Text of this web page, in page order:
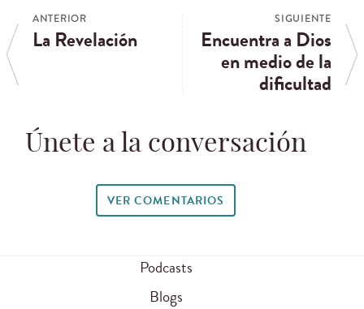
ANTERIOR
La Revelación
SIGUIENTE
Encuentra a Dios
en medio de la
dificultad
Únete a la conversación
VER COMENTARIOS
Podcasts
Blogs